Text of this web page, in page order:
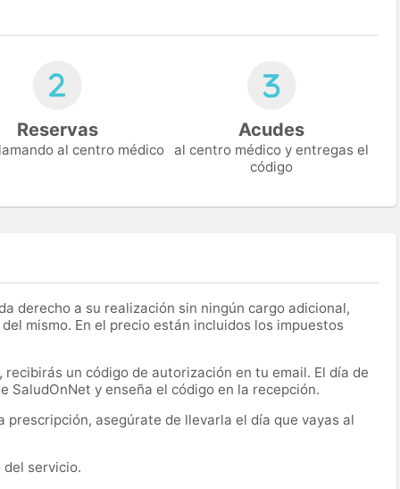
Reservas
al centro médico
Acudes
al centro médico y entregas el
código
derecho a su realización sin ningún cargo adicional,
mismo. En el precio están incluidos los impuestos
un código de autorización en tu email. El día de
SaludOnNet y enseña el código en la recepción.
prescripción, asegúrate de llevarla el día que vayas al
del servicio.